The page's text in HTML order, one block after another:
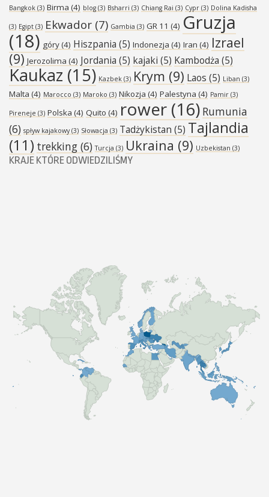
Bangkok (3) Birma (4) blog (3) Bsharri (3) Chiang Rai (3) Cypr (3) Dolina Kadisha
(3) Egipt (3) Ekwador (7) Gambia (3) GR 11 (4) Gruzja
(18) góry(4) Hiszpania (5) Indonezja (4) Iran (4) Izrael
(9) Jerozolima (4) Jordania (5) kajaki (5) Kambodża (5)
Kaukaz (15) Kazbek (3) Krym (9) Laos (5) Liban (3)
Malta (4) Marocco (3) Maroko (3) Nikozja (4) Palestyna (4) Pamir (3)
Pireneje (3) Polska (4) Quito (4) rower (16) Rumunia
(6) spływ kajakowy(3) Słowacja (3) Tadżykistan (5) Tajlandia
(11) trekking (6) Turcja (3) Ukraina (9) Uzbekistan (3)
KRAJE KTÓRE ODWIEDZILIŚMY